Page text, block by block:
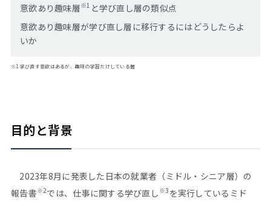
意欲あり趣味層※1 と学び直し層の類似点
意欲あり趣味層が学び直し層に移行するにはどうしたらよ
いか
※1 学び直す意欲はあるが、趣味の学習だけしている層
目的と背景
2023年8月に発表した日本の就業者（ミドル・シニア層）の
報告書※2では、仕事に関する学び直し ※3 を実行しているミド